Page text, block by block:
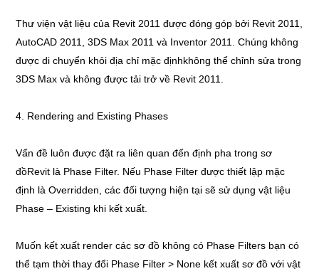
Thư viện vật liệu của Revit 2011 được đóng góp bởi Revit 2011,
AutoCAD 2011, 3DS Max 2011 và Inventor 2011. Chúng không
được di chuyển khỏi địa chỉ mặc địnhkhông thể chỉnh sửa trong
3DS Max và không được tải trở về Revit 2011.
4. Rendering and Existing Phases
Vấn đề luôn được đặt ra liên quan đến định pha trong sơ
đồRevit là Phase Filter. Nếu Phase Filter được thiết lập mặc
định là Overridden, các đối tượng hiện tại sẽ sử dụng vật liệu
Phase – Existing khi kết xuất.
Muốn kết xuất render các sơ đồ không có Phase Filters bạn có
thể tạm thời thay đổi Phase Filter > None kết xuất sơ đồ với vật